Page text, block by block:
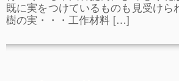
既に実をつけているものも見受けら
樹の実・・・工作材料 […]